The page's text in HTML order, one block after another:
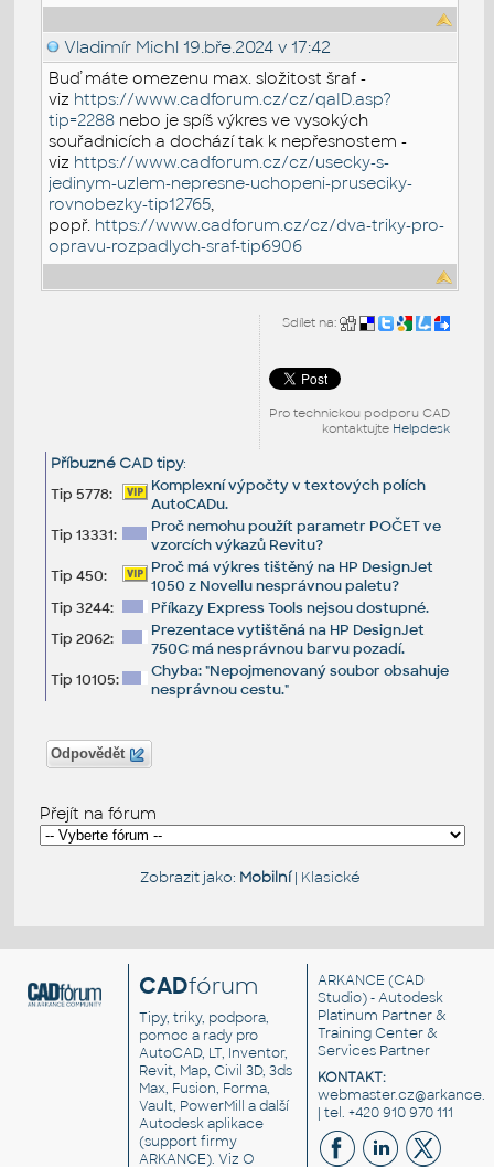
Vladimír Michl 19.bře.2024 v 17:42
Buď máte omezenu max. složitost šraf -
viz https://www.cadforum.cz/cz/qaID.asp?
tip=2288 nebo je spíš výkres ve vysokých
souřadnicích a dochází tak k nepřesnostem -
viz https://www.cadforum.cz/cz/usecky-s-
jedinym-uzlem-nepresne-uchopeni-pruseciky-
rovnobezky-tip12765,
popř. https://www.cadforum.cz/cz/dva-triky-pro-
opravu-rozpadlych-sraf-tip6906
Sdílet na:
Pro technickou podporu CAD
kontaktujte Helpdesk
Příbuzné CAD tipy:
Tip 5778:
Komplexní výpočty v textových polích
AutoCADu.
Tip 13331:
Proč nemohu použít parametr POČET ve
vzorcích výkazů Revitu?
Tip 450:
Proč má výkres tištěný na HP DesignJet
1050 z Novellu nesprávnou paletu?
Tip 3244:
Příkazy Express Tools nejsou dostupné.
Tip 2062:
Prezentace vytištěná na HP DesignJet
750C má nesprávnou barvu pozadí.
Tip 10105:
Chyba: "Nepojmenovaný soubor obsahuje
nesprávnou cestu."
Odpovědět
Přejít na fórum
Zobrazit jako: Mobilní| Klasické
CADfórum
Tipy, triky, podpora,
pomoc a rady pro
AutoCAD, LT, Inventor,
Revit, Map, Civil 3D, 3ds
Max, Fusion, Forma,
Vault, PowerMill a další
Autodesk aplikace
(support firmy
ARKANCE). VizO
ARKANCE (CAD
Studio) - Autodesk
Platinum Partner &
Training Center &
Services Partner
KONTAKT:
| tel. +420 910 970 111